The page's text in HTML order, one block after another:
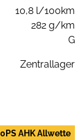
10,8 l/100km
282 g/km
G
Zentrallager
AHK Allwette